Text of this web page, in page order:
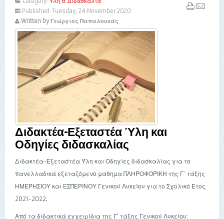
Published: Tuesday, 24 November 2020
Written by Γεώργιος Παπαλουκάς
Διδακτέα-Εξεταστέα Ύλη και
Οδηγίες διδασκαλίας
Διδακτέα-Εξεταστέα Ύλη και Οδηγίες διδασκαλίας για το
πανελλαδικά εξεταζόμενο μάθημα ΠΛΗΡΟΦΟΡΙΚΗ της Γ΄ τάξης
ΗΜΕΡΗΣΙΟΥ και ΕΣΠΕΡΙΝΟΥ Γενικού Λυκείου για το Σχολικό Έτος
2021-2022.
Από τα διδακτικά εγχειρίδια της Γ’ τάξης Γενικού Λυκείου: